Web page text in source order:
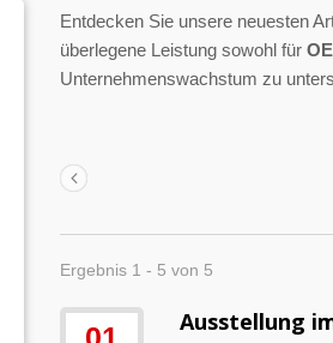
Entdecken Sie unsere neuesten
überlegene Leistung sowohl für
Unternehmenswachstum zu
Ergebnis 1 - 5 von 5
Ausstellung